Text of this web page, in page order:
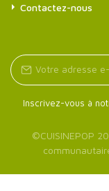
Contactez-nous
Inscrivez-vous à
©CUISINEPOP